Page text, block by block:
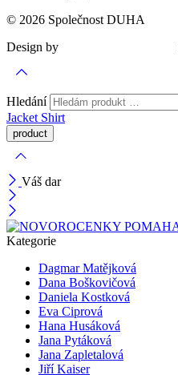
© 2026 Společnost DUHA
Design by
Hledání
Jacket Shirt
Váš dar
Kategorie
Dagmar Matějková
Dana Boškovičová
Daniela Kostková
Eva Ciprová
Hana Husáková
Jana Pytáková
Jana Zapletalová
Jiří Kaiser